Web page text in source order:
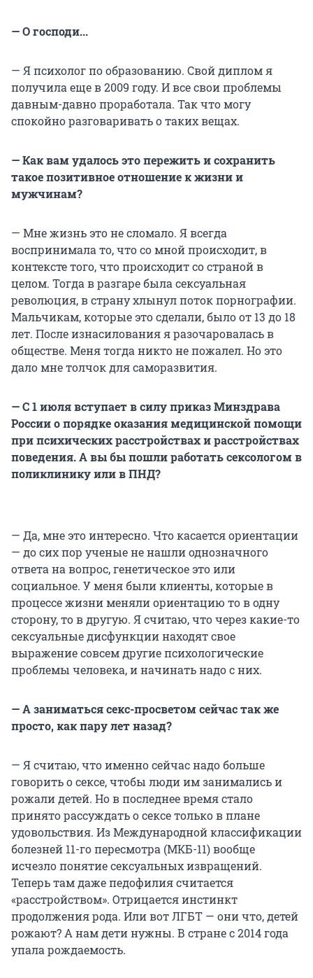
— О господи...
— Я психолог по образованию. Свой диплом я
получила еще в 2009 году. И все свои проблемы
давным-давно проработала. Так что могу
спокойно разговаривать о таких вещах.
— Как вам удалось это пережить и сохранить
такое позитивное отношение к жизни и
мужчинам?
— Мне жизнь это не сломало. Я всегда
воспринимала то, что со мной происходит, в
контексте того, что происходит со страной в
целом. Тогда в разгаре была сексуальная
революция, в страну хлынул поток порнографии.
Мальчикам, которые это сделали, было от 13 до 18
лет. После изнасилования я разочаровалась в
обществе. Меня тогда никто не пожалел. Но это
дало мне толчок для саморазвития.
— С 1 июля вступает в силу приказ Минздрава
России о порядке оказания медицинской помощи
при психических расстройствах и расстройствах
поведения. А вы бы пошли работать сексологом в
поликлинику или в ПНД?
— Да, мне это интересно. Что касается ориентации
— до сих пор ученые не нашли однозначного
ответа на вопрос, генетическое это или
социальное. У меня были клиенты, которые в
процессе жизни меняли ориентацию то в одну
сторону, то в другую. Я считаю, что через какие-то
сексуальные дисфункции находят свое
выражение совсем другие психологические
проблемы человека, и начинать надо с них.
— А заниматься секс-просветом сейчас так же
просто, как пару лет назад?
— Я считаю, что именно сейчас надо больше
говорить о сексе, чтобы люди им занимались и
рожали детей. Но в последнее время стало
принято рассуждать о сексе только в плане
удовольствия. Из Международной классификации
болезней 11-го пересмотра (МКБ-11) вообще
исчезло понятие сексуальных извращений.
Теперь там даже педофилия считается
«расстройством». Отрицается инстинкт
продолжения рода. Или вот ЛГБТ — они что, детей
рожают? А нам дети нужны. В стране с 2014 года
упала рождаемость.